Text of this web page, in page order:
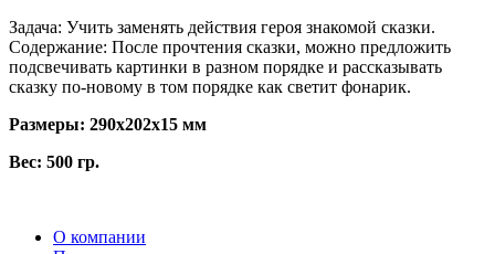
Задача: Учить заменять действия героя знакомой сказки.
Содержание: После прочтения сказки, можно предложить
подсвечивать картинки в разном порядке и рассказывать
сказку по-новому в том порядке как светит фонарик.
Размеры: 290x202x15 мм
Вес: 500 гр.
О компании